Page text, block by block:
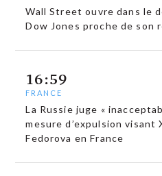
Wall Street ouvre dans le
Dow Jones proche de son
16:59
FRANCE
La Russie juge «
mesure d’expulsion visant
Fedorova en France